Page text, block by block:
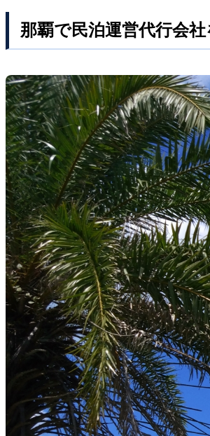
那覇で民泊運営代行会